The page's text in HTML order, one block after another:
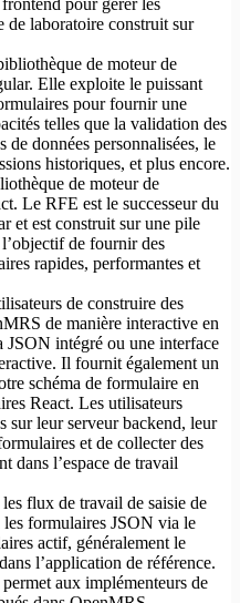
pour gérer les
de laboratoire construit sur
de moteur de
Elle exploite le puissant
pour fournir une
telles que la validation des
de données personnalisées, le
historiques, et plus encore.
de moteur de
Le RFE est le successeur du
et est construit sur une pile
de fournir des
rapides, performantes et
de construire des
de manière interactive en
JSON intégré ou une interface
Il fournit également un
schéma de formulaire en
React. Les utilisateurs
sur leur serveur backend, leur
et de collecter des
dans l’espace de travail
flux de travail de saisie de
les formulaires JSON via le
actif, généralement le
l’application de référence.
aux implémenteurs de